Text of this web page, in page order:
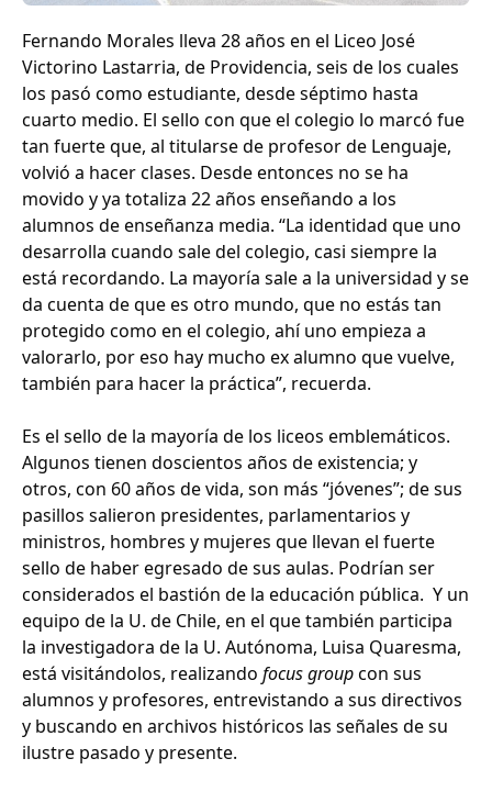
Fernando Morales lleva 28 años en el Liceo José
Victorino Lastarria, de Providencia, seis de los cuales
los pasó como estudiante, desde séptimo hasta
cuarto medio. El sello con que el colegio lo marcó fue
tan fuerte que, al titularse de profesor de Lenguaje,
volvió a hacer clases. Desde entonces no se ha
movido y ya totaliza 22 años enseñando a los
alumnos de enseñanza media. “La identidad que uno
desarrolla cuando sale del colegio, casi siempre la
está recordando. La mayoría sale a la universidad y se
da cuenta de que es otro mundo, que no estás tan
protegido como en el colegio, ahí uno empieza a
valorarlo, por eso hay mucho ex alumno que vuelve,
también para hacer la práctica”, recuerda.
Es el sello de la mayoría de los liceos emblemáticos.
Algunos tienen doscientos años de existencia; y
otros, con 60 años de vida, son más “jóvenes”; de sus
pasillos salieron presidentes, parlamentarios y
ministros, hombres y mujeres que llevan el fuerte
sello de haber egresado de sus aulas. Podrían ser
considerados el bastión de la educación pública. Y un
equipo de la U. de Chile, en el que también participa
la investigadora de la U. Autónoma, Luisa Quaresma,
está visitándolos, realizando focus groupcon sus
alumnos y profesores, entrevistando a sus directivos
y buscando en archivos históricos las señales de su
ilustre pasado y presente.